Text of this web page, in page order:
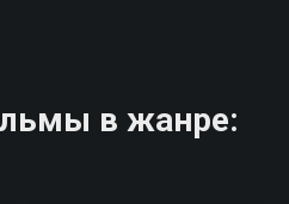
в жанре: